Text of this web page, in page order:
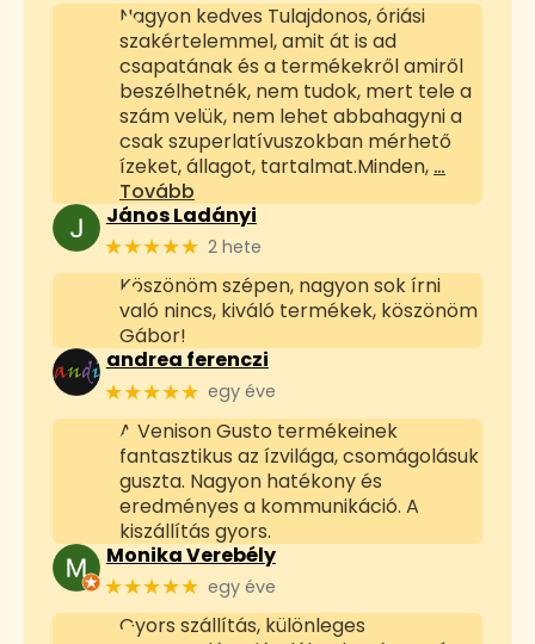
Nagyon kedves Tulajdonos, óriási
szakértelemmel, amit át is ad
csapatának és a termékekről amiről
beszélhetnék, nem tudok, mert tele a
szám velük, nem lehet abbahagyni a
csak szuperlatívuszokban mérhető
ízeket, állagot, tartalmat.Minden, …
Tovább
János Ladányi
★★★★★ 2 hete
Köszönöm szépen, nagyon sok írni
való nincs, kiváló termékek, köszönöm
Gábor!
andrea ferenczi
★★★★★ egy éve
A Venison Gusto termékeinek
fantasztikus az ízvilága, csomágolásuk
guszta. Nagyon hatékony és
eredményes a kommunikáció. A
kiszállítás gyors.
Monika Verebély
★★★★★ egy éve
Gyors szállítás, különleges